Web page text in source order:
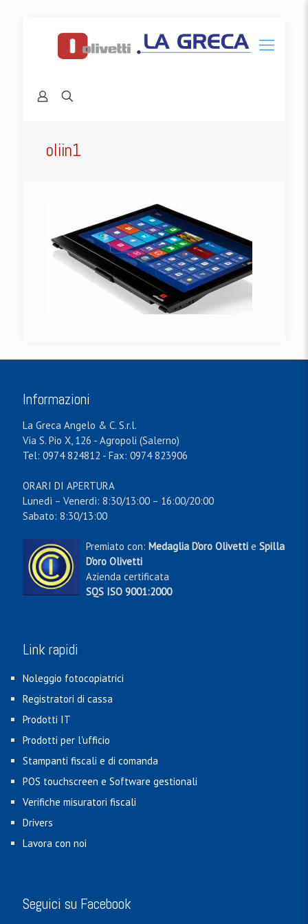
oliin1
Informazioni
La Greca Angelo & C. S.r.l.
Via S. Pio X, 126 - Agropoli (Salerno)
Tel: 0974 824812 - Fax: 0974 823906
ORARI DI APERTURA
Lunedì – Venerdì: 8:30/13:00 – 16:00/20:00
Sabato: 8:30/13:00
Premiato con: Medaglia D'oro Olivetti e Spilla
D'oro Olivetti
Azienda certificata
SQS ISO 9001:2000
Link rapidi
Noleggio fotocopiatrici
Registratori di cassa
Prodotti IT
Prodotti per l'ufficio
Stampanti fiscali e di comanda
POS touchscreen e Software gestionali
Verifiche misuratori fiscali
Drivers
Lavora con noi
Seguici su Facebook